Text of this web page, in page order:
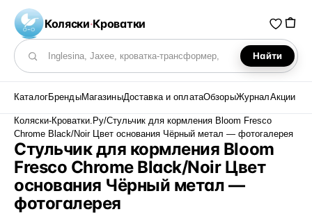
Коляски·Кроватки
Поиск по каталогу
Найти
КаталогБрендыМагазиныДоставка и оплатаОбзорыЖурналАкции
Коляски-Кроватки.Ру/Стульчик для кормления Bloom Fresco
Chrome Black/Noir Цвет основания Чёрный метал — фотогалерея
Стульчик для кормления Bloom
Fresco Chrome Black/Noir Цвет
основания Чёрный метал —
фотогалерея